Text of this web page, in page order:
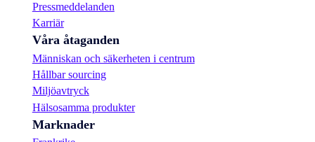
Pressmeddelanden
Karriär
Våra åtaganden
Människan och säkerheten i centrum
Hållbar sourcing
Miljöavtryck
Hälsosamma produkter
Marknader